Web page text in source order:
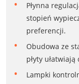
Płynna
stopień
preferencji.
Obudowa ze
płyty
Lampki